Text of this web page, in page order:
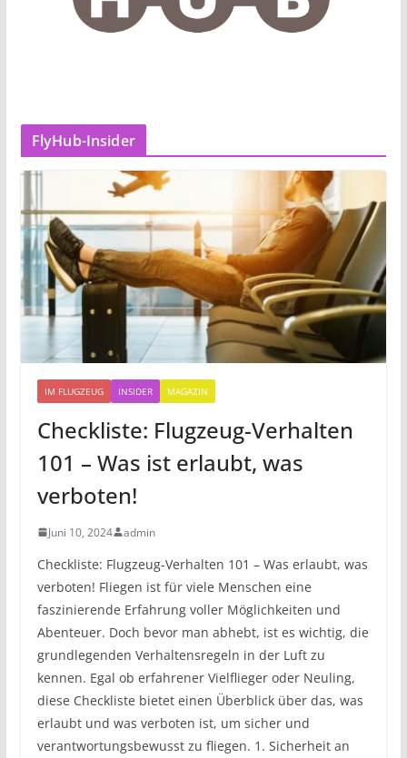
FlyHub-Insider
IM FLUGZEUG INSIDER MAGAZIN
Checkliste: Flugzeug-Verhalten
101 – Was ist erlaubt, was
verboten!
Juni 10, 2024 admin
Checkliste: Flugzeug-Verhalten 101 – Was erlaubt, was
verboten! Fliegen ist für viele Menschen eine
faszinierende Erfahrung voller Möglichkeiten und
Abenteuer. Doch bevor man abhebt, ist es wichtig, die
grundlegenden Verhaltensregeln in der Luft zu
kennen. Egal ob erfahrener Vielflieger oder Neuling,
diese Checkliste bietet einen Überblick über das, was
erlaubt und was verboten ist, um sicher und
verantwortungsbewusst zu fliegen. 1. Sicherheit an